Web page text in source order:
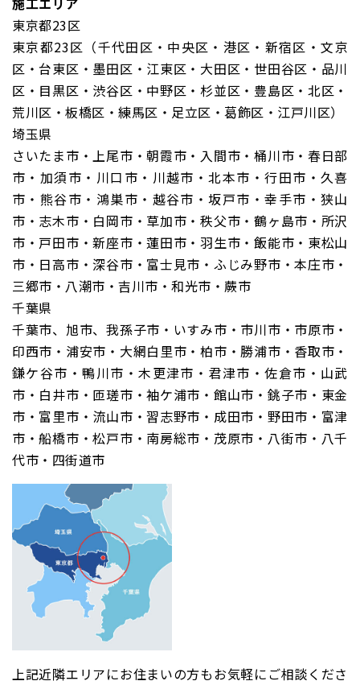
東京都23区
東京都23区（千代田区・中央区・港区・新宿区・文京
区・台東区・墨田区・江東区・大田区・世田谷区・品川
区・目黒区・渋谷区・中野区・杉並区・豊島区・北区・
荒川区・板橋区・練馬区・足立区・葛飾区・江戸川区）
埼玉県
さいたま市・上尾市・朝霞市・入間市・桶川市・春日部
市・加須市・川口市・川越市・北本市・行田市・久喜
市・熊谷市・鴻巣市・越谷市・坂戸市・幸手市・狭山
市・志木市・白岡市・草加市・秩父市・鶴ヶ島市・所沢
市・戸田市・新座市・蓮田市・羽生市・飯能市・東松山
市・日高市・深谷市・富士見市・ふじみ野市・本庄市・
三郷市・八潮市・吉川市・和光市・蕨市
千葉県
千葉市、旭市、我孫子市・いすみ市・市川市・市原市・
印西市・浦安市・大網白里市・柏市・勝浦市・香取市・
鎌ケ谷市・鴨川市・木更津市・君津市・佐倉市・山武
市・白井市・匝瑳市・袖ケ浦市・館山市・銚子市・東金
市・富里市・流山市・習志野市・成田市・野田市・富津
市・船橋市・松戸市・南房総市・茂原市・八街市・八千
代市・四街道市
上記近隣エリアにお住まいの方もお気軽にご相談くださ